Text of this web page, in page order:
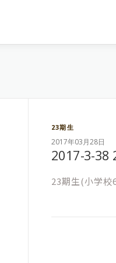
23期生
2017年03月28日
2017-3-38
23期生(小学